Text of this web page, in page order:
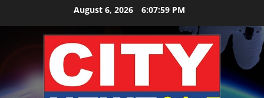
August 6, 2026 6:08:00 PM